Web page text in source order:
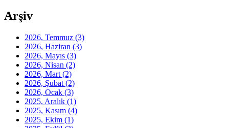
Arşiv
2026, Temmuz (3)
2026, Haziran (3)
2026, Mayıs (3)
2026, Nisan (2)
2026, Mart (2)
2026, Şubat (2)
2026, Ocak (3)
2025, Aralık (1)
2025, Kasım (4)
2025, Ekim (1)